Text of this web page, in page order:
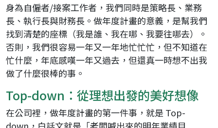
身為自僱者/接案工作者，我們同時是策略長、業務
長、執行長與財務長。做年度計畫的意義，是幫我們
找到清楚的座標（我是誰、我在哪、我要往哪去）。
否則，我們很容易一年又一年地忙忙忙，但不知道在
忙什麼，年底感嘆一年又過去，但還真一時想不出我
做了什麼很棒的事。
Top-down：從理想出發的美好想像
在公司裡，做年度計畫的第一件事，就是 Top-